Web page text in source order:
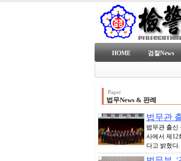
HOME 검찰News
Paper
법무News & 판례
법무관
법무관 출신
사에서 제12
다고 밝혔다